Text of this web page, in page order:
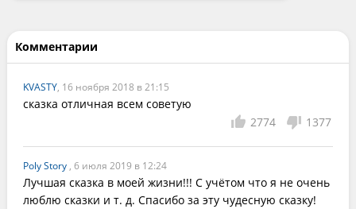
Комментарии
KVASTY, 16 ноября 2018 в 21:15
сказка отличная всем советую
2774
1377
Poly Story , 6 июля 2019 в 12:24
Лучшая сказка в моей жизни!!! С учётом что я не очень
люблю сказки и т. д. Спасибо за эту чудесную сказку!